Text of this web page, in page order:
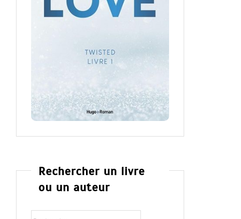
Rechercher un livre
ou un auteur